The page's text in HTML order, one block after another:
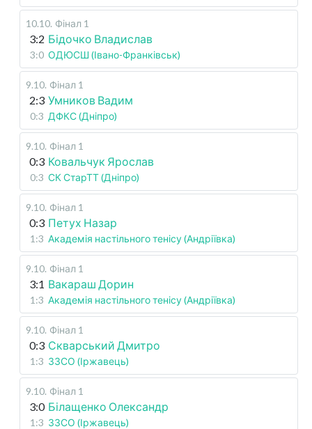
10.10. Фінал 1
3:2 Бідочко Владислав
3:0 ОДЮСШ (Івано-Франківськ)
9.10. Фінал 1
2:3 Умников Вадим
0:3 ДФКС (Дніпро)
9.10. Фінал 1
0:3 Ковальчук Ярослав
0:3 СК СтарТТ (Дніпро)
9.10. Фінал 1
0:3 Петух Назар
1:3 Академія настільного тенісу (Андріївка)
9.10. Фінал 1
3:1 Вакараш Дорин
1:3 Академія настільного тенісу (Андріївка)
9.10. Фінал 1
0:3 Скварський Дмитро
1:3 ЗЗСО (Іржавець)
9.10. Фінал 1
3:0 Білащенко Олександр
1:3 ЗЗСО (Іржавець)